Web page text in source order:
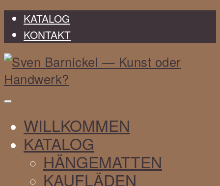
KATALOG
KONTAKT
Sven
Barnickel
WILLKOMMEN
KATALOG
HÄNGEMATTEN
KAUFLÄDEN